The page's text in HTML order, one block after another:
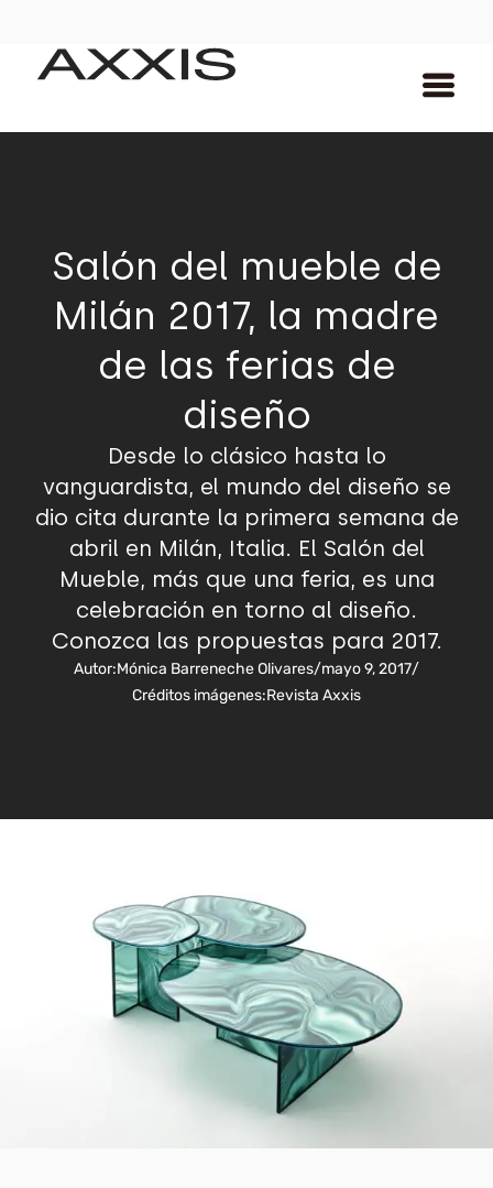
Salón del mueble de
Milán 2017, la madre
de las ferias de
diseño
Desde lo clásico hasta lo
vanguardista, el mundo del diseño se
dio cita durante la primera semana de
abril en Milán, Italia. El Salón del
Mueble, más que una feria, es una
celebración en torno al diseño.
Conozca las propuestas para 2017.
Autor:Mónica Barreneche Olivares/mayo 9, 2017/
Créditos imágenes:Revista Axxis